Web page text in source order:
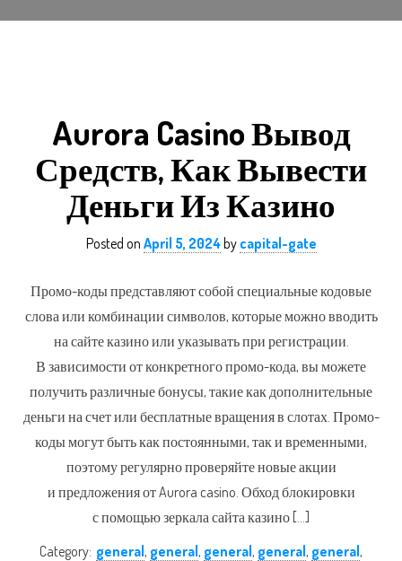
Aurora Casino Вывод
Средств, Как Вывести
Деньги Из Казино
Posted on April 5, 2024by capital-gate
Промо-коды представляют собой специальные кодовые
слова или комбинации символов, которые можно вводить
на сайте казино или указывать при регистрации.
В зависимости от конкретного промо-кода, вы можете
получить различные бонусы, такие как дополнительные
деньги на счет или бесплатные вращения в слотах. Промо-
коды могут быть как постоянными, так и временными,
поэтому регулярно проверяйте новые акции
и предложения от Aurora casino. Обход блокировки
с помощью зеркала сайта казино […]
Category: general, general, general, general, general,